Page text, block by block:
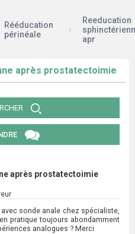
Rééducation
périnéale
Reeducation
apr
après prostatectoimie
après prostatectoimie
sonde anale chez spécialiste,
pratique toujours abondamment
analogues ? Merci